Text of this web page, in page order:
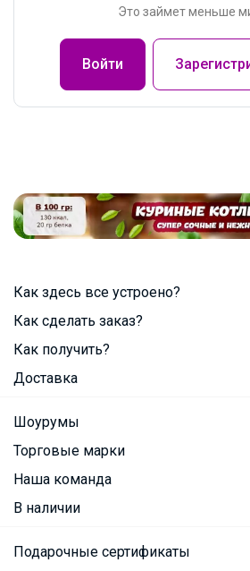
Это займет меньше
Войти
Как здесь все устроено?
Как сделать заказ?
Как получить?
Доставка
Шоурумы
Торговые марки
Наша команда
В наличии
Подарочные сертификаты